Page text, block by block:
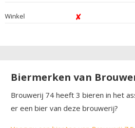
Winkel
Biermerken van
Brouwerij 74 heeft 3 bieren in het
er een bier van deze brouwerij?